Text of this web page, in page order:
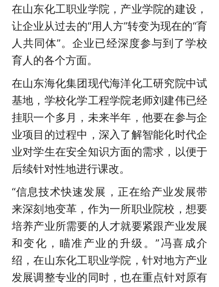
在山东化工职业学院，产业学院的建设，
让企业从过去的“用人方”转变为现在的“育
人共同体”。企业已经深度参与到了学校
育人的各个方面。
在山东海化集团现代海洋化工研究院中试
基地，学校化学工程学院老师刘建伟已经
挂职一个多月，未来半年，他要在参与企
业项目的过程中，深入了解智能化时代企
业对学生在安全知识方面的需求，以便于
后续针对性地进行课改。
“信息技术快速发展，正在给产业发展带
来深刻地变革，作为一所职业院校，想要
培养产业所需要的人才就要紧跟产业发展
和变化，瞄准产业的升级。”冯喜成介
绍，在山东化工职业学院，针对地方产业
发展调整专业的同时，也在重点针对原有